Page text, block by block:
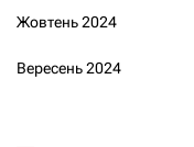
Жовтень 2024
Вересень 2024